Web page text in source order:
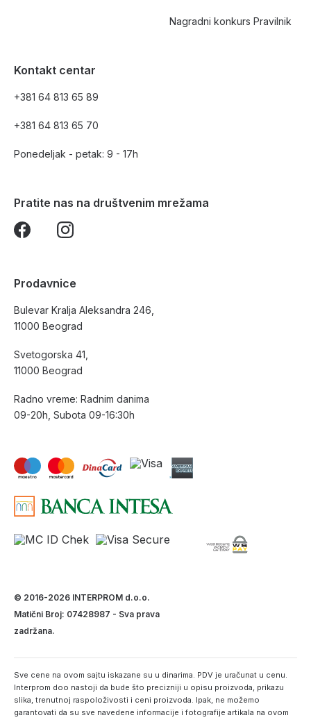
Nagradni konkurs Pravilnik
Kontakt centar
+381 64 813 65 89
+381 64 813 65 70
Ponedeljak - petak: 9 - 17h
Pratite nas na društvenim mrežama
Prodavnice
Bulevar Kralja Aleksandra 246,
11000 Beograd
Svetogorska 41,
11000 Beograd
Radno vreme: Radnim danima
09-20h, Subota 09-16:30h
© 2016-2026 INTERPROM d.o.o.
Matični Broj: 07428987 - Sva prava
zadržana.
Sve cene na ovom sajtu iskazane su u dinarima. PDV je uračunat u cenu.
Interprom doo nastoji da bude što precizniji u opisu proizvoda, prikazu
slika, trenutnoj raspoloživosti i ceni proizvoda. Ipak, ne možemo
garantovati da su sve navedene informacije i fotografije artikala na ovom